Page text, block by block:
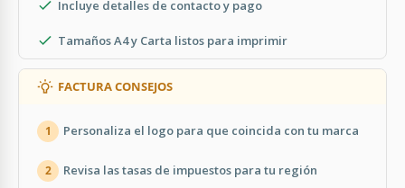
Incluye detalles de contacto y pago
Tamaños A4 y Carta listos para imprimir
FACTURA CONSEJOS
1 Personaliza el logo para que coincida con tu marca
2 Revisa las tasas de impuestos para tu región